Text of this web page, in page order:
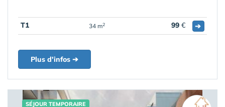
T1 34 m2 99 € ➔
Plus d'infos ➔
SÉJOUR TEMPORAIRE